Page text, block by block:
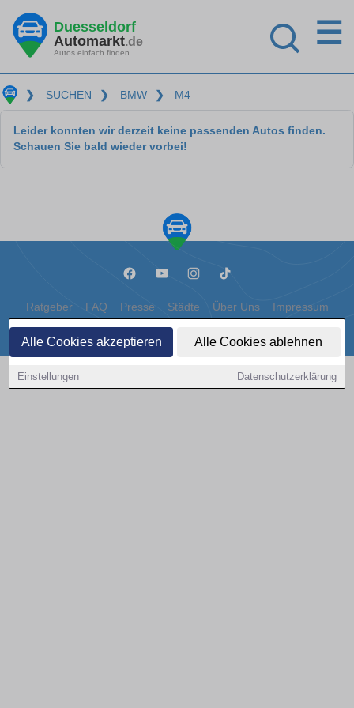
Alle Cookies akzeptieren Alle Cookies ablehnen
Einstellungen Datenschutzerklärung
Duesseldorf
Automarkt.de
Autos einfach finden
☰
❯ SUCHEN ❯ BMW ❯ M4
Leider konnten wir derzeit keine passenden Autos finden.
Schauen Sie bald wieder vorbei!
Ratgeber FAQ Presse Städte Über Uns Impressum
Datenschutz Cookies
Copyright © 2000 - 2026 | 1A Infosysteme GmbH | Content by: 1a-sites-autos